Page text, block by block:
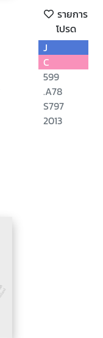
รายการ
โปรด
J
C
599
.A78
S797
2013